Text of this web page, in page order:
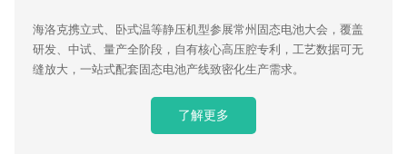
海洛克携立式、卧式温等静压机型参展常州固态电池大会，覆盖
研发、中试、量产全阶段，自有核心高压腔专利，工艺数据可无
缝放大，一站式配套固态电池产线致密化生产需求。
了解更多